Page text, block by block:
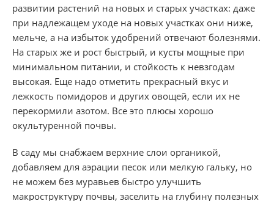
развитии растений на новых и старых участ­ках: даже
при надлежащем уходе на новых участ­ках они ниже,
мельче, а на избыток удобрений отвечают болезнями.
На старых же и рост бы­стрый, и кусты мощные при
минимальном пита­нии, и стойкость к невзгодам
высокая. Еще надо отметить прекрасный вкус и
лежкость помидо­ров и других овощей, если их не
перекормили азотом. Все это плюсы хорошо
окультуренной по­чвы.
В саду мы снабжаем верхние слои органикой,
добавляем для аэрации песок или мелкую гальку, но
не можем без му­равьев быстро улучшить
макроструктуру почвы, заселить на глубину полезных